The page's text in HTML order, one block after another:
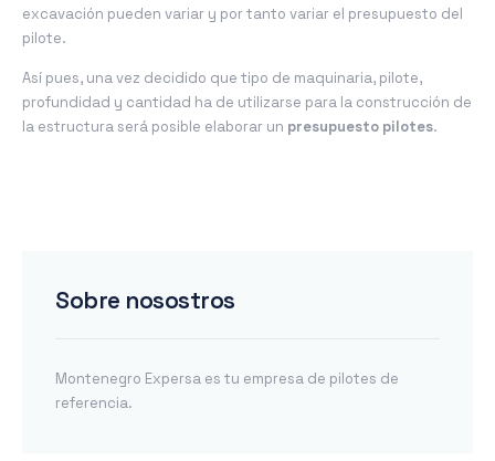
excavación pueden variar y por tanto variar el presupuesto del
pilote.
Así pues, una vez decidido que tipo de maquinaria, pilote,
profundidad y cantidad ha de utilizarse para la construcción de
la estructura será posible elaborar un presupuesto pilotes.
Sobre nosostros
Montenegro Expersa es tu empresa de pilotes de
referencia.